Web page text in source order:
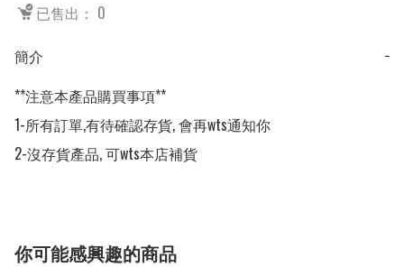
已售出： 0
簡介
−
**注意本產品購買事項**
1-所有訂單,有待確認存貨, 會再wts通知你
2-沒存貨產品, 可wts本店補貨
你可能感興趣的商品